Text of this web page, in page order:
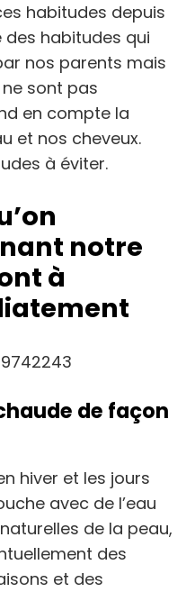
habitudes depuis
des habitudes qui
nos parents mais
sont pas
en compte la
et nos cheveux.
à éviter.
notre
à
de façon
hiver et les jours
avec de l’eau
de la peau,
des
et des